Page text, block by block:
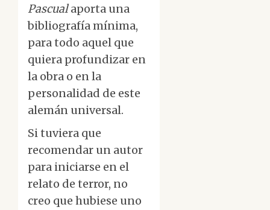
Pascualaporta una
bibliografía mínima,
para todo aquel que
quiera profundizar en
la obra o en la
personalidad de este
alemán universal.
Si tuviera que
recomendar un autor
para iniciarse en el
relato de terror, no
creo que hubiese uno